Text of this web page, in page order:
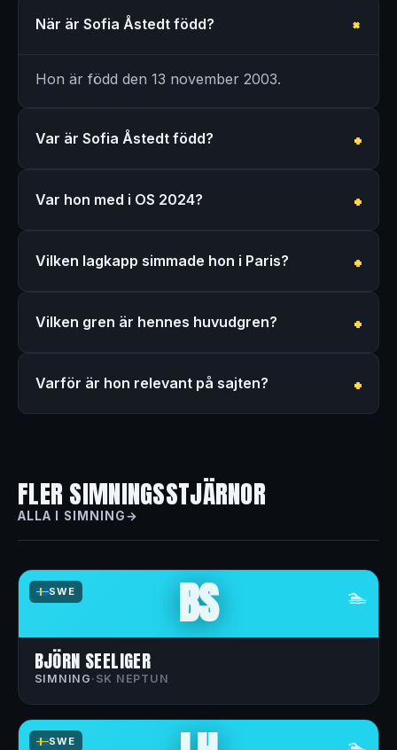
När är Sofia Åstedt född?
Hon är född den 13 november 2003.
Var är Sofia Åstedt född?
Var hon med i OS 2024?
Vilken lagkapp simmade hon i Paris?
Vilken gren är hennes huvudgren?
Varför är hon relevant på sajten?
FLER SIMNINGSSTJÄRNOR
ALLA I SIMNING
SWE 🏊
BS
BJÖRN SEELIGER
SIMNING · SK NEPTUN
SWE